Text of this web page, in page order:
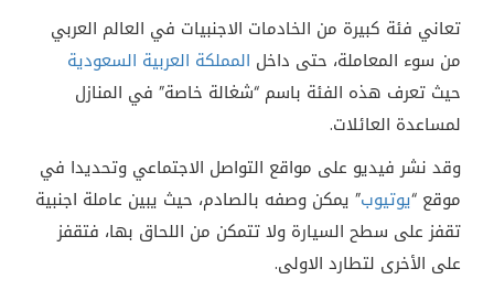
تعاني فئة كبيرة من الخادمات الاجنبيات في العالم العربي
من سوء المعاملة، حتى داخل المملكة العربية السعودية
حيث تعرف هذه الفئة باسم “شغالة خاصة” في المنازل
لمساعدة العائلات.
وقد نشر فيديو على مواقع التواصل الاجتماعي وتحديدا في
موقع “يوتيوب” يمكن وصفه بالصادم، حيث يبين عاملة اجنبية
تقفز على سطح السيارة ولا تتمكن من اللحاق بها، فتقفز
على الأخرى لتطارد الاولى.